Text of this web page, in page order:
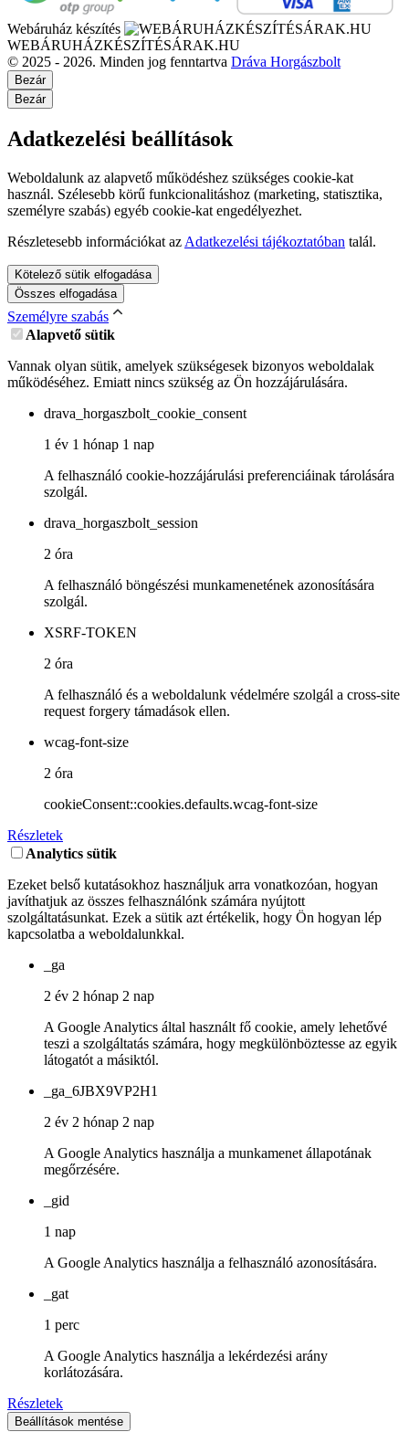
Webáruház készítés
WEBÁRUHÁZKÉSZÍTÉSÁRAK.HU
© 2025 - 2026. Minden jog fenntartva Dráva Horgászbolt
Bezár
Bezár
Adatkezelési beállítások
Weboldalunk az alapvető működéshez szükséges cookie-kat
használ. Szélesebb körű funkcionalitáshoz (marketing, statisztika,
személyre szabás) egyéb cookie-kat engedélyezhet.
Részletesebb információkat az Adatkezelési tájékoztatóban talál.
Kötelező sütik elfogadása
Összes elfogadása
Személyre szabás
Alapvető sütik
Vannak olyan sütik, amelyek szükségesek bizonyos weboldalak
működéséhez. Emiatt nincs szükség az Ön hozzájárulására.
drava_horgaszbolt_cookie_consent
1 év 1 hónap 1 nap
A felhasználó cookie-hozzájárulási preferenciáinak tárolására
szolgál.
drava_horgaszbolt_session
2 óra
A felhasználó böngészési munkamenetének azonosítására
szolgál.
XSRF-TOKEN
2 óra
A felhasználó és a weboldalunk védelmére szolgál a cross-site
request forgery támadások ellen.
wcag-font-size
2 óra
cookieConsent::cookies.defaults.wcag-font-size
Részletek
Analytics sütik
Ezeket belső kutatásokhoz használjuk arra vonatkozóan, hogyan
javíthatjuk az összes felhasználónk számára nyújtott
szolgáltatásunkat. Ezek a sütik azt értékelik, hogy Ön hogyan lép
kapcsolatba a weboldalunkkal.
_ga
2 év 2 hónap 2 nap
A Google Analytics által használt fő cookie, amely lehetővé
teszi a szolgáltatás számára, hogy megkülönböztesse az egyik
látogatót a másiktól.
_ga_6JBX9VP2H1
2 év 2 hónap 2 nap
A Google Analytics használja a munkamenet állapotának
megőrzésére.
_gid
1 nap
A Google Analytics használja a felhasználó azonosítására.
_gat
1 perc
A Google Analytics használja a lekérdezési arány
korlátozására.
Részletek
Beállítások mentése